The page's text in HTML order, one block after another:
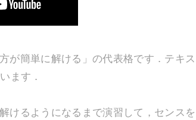
が簡単に解ける」の代表格です．テキス
ます．
けるようになるまで演習して，センスを